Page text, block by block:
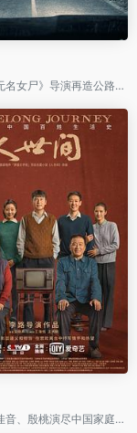
鬼上车 - 《无名女尸》导演再造公路噩梦！诡异乘客一旦坐进车里，关门、逃跑甚至死亡都无法让它下车
人世间 - 雷佳音、殷桃演尽中国家庭五十年悲欢！一条光字片小巷，装下整整一代人的命运沉浮